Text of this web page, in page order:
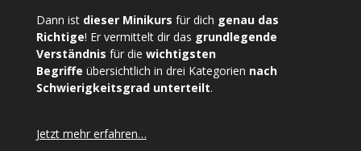
Dann ist dieser Minikurs für dich genau das
Richtige! Er vermittelt dir das grundlegende
Verständnis für die wichtigsten
Begriffe übersichtlich in drei Kategorien nach
Schwierigkeitsgrad unterteilt.
Jetzt mehr erfahren…